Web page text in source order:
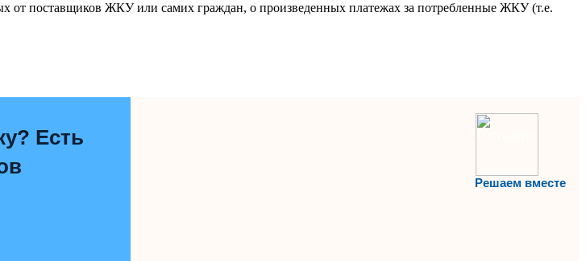
от поставщиков ЖКУ или самих граждан, о произведенных платежах за потребленные ЖКУ (т.е.
Решаем вместе
Есть